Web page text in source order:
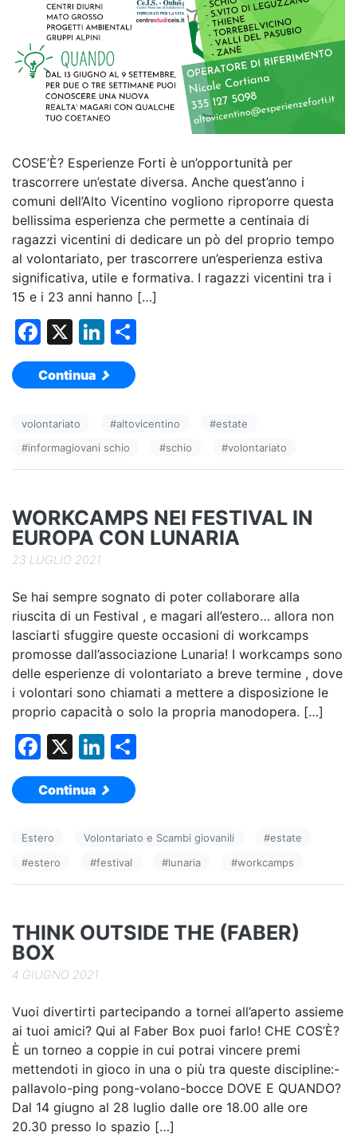
COSE’È? Esperienze Forti è un’opportunità per
trascorrere un’estate diversa. Anche quest’anno i
comuni dell’Alto Vicentino vogliono riproporre questa
bellissima esperienza che permette a centinaia di
ragazzi vicentini di dedicare un pò del proprio tempo
al volontariato, per trascorrere un’esperienza estiva
significativa, utile e formativa. I ragazzi vicentini tra i
15 e i 23 anni hanno […]
F
a
c
b
o
k
X
Li
n
k
dI
n
vi
Continua
volontariato #altovicentino #estate
#informagiovani schio #schio #volontariato
WORKCAMPS NEI FESTIVAL IN
EUROPA CON LUNARIA
23 LUGLIO 2021
Se hai sempre sognato di poter collaborare alla
riuscita di un Festival , e magari all’estero… allora non
lasciarti sfuggire queste occasioni di workcamps
promosse dall’associazione Lunaria! I workcamps sono
delle esperienze di volontariato a breve termine , dove
i volontari sono chiamati a mettere a disposizione le
proprio capacità o solo la propria manodopera. […]
F
a
c
b
o
k
X
Li
n
k
dI
n
vi
Continua
Estero Volontariato e Scambi giovanili #estate
#estero #festival #lunaria #workcamps
THINK OUTSIDE THE (FABER)
BOX
4 GIUGNO 2021
Vuoi divertirti partecipando a tornei all’aperto assieme
ai tuoi amici? Qui al Faber Box puoi farlo! CHE COS’È?
È un torneo a coppie in cui potrai vincere premi
mettendoti in gioco in una o più tra queste discipline:-
pallavolo-ping pong-volano-bocce DOVE E QUANDO?
Dal 14 giugno al 28 luglio dalle ore 18.00 alle ore
20.30 presso lo spazio […]